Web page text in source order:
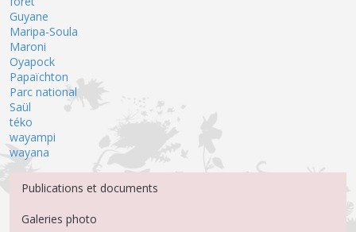
Guyane
Maripa-Soula
Maroni
Oyapock
Papaïchton
Parc national
Saül
téko
wayampi
wayana
Menu Médiathèque
Publications et documents
Galeries photo